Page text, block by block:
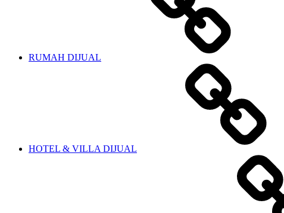
RUMAH DIJUAL
HOTEL & VILLA DIJUAL